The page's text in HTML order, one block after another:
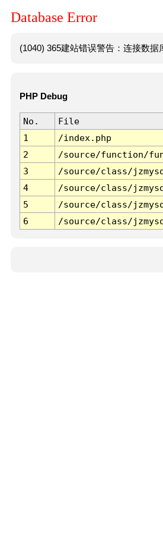
Database Error
(1040) 365建站错误警告：连接数
PHP Debug
No. File
1
/index.php
2
/source/function/
3
/source/class/
4
/source/class/
5
/source/class/
6
/source/class/